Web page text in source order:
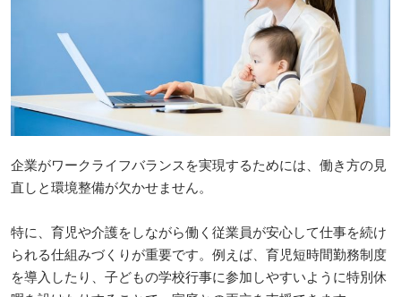
企業がワークライフバランスを実現するためには、働き方の見
直しと環境整備が欠かせません。
特に、育児や介護をしながら働く従業員が安心して仕事を続け
られる仕組みづくりが重要です。例えば、育児短時間勤務制度
を導入したり、子どもの学校行事に参加しやすいように特別休